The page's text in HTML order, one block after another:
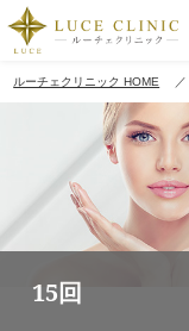
ルーチェクリニック HOME
15回